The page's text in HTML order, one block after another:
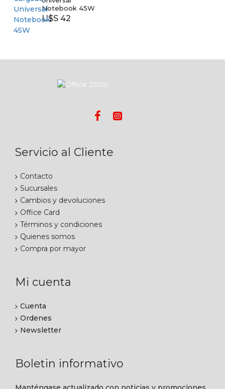
Notebook 45W
U$S 42
Servicio al Cliente
Contacto
Sucursales
Cambios y devoluciones
Office Card
Términos y condiciones
Quienes somos
Compra por mayor
Mi cuenta
Cuenta
Ordenes
Newsletter
Boletin informativo